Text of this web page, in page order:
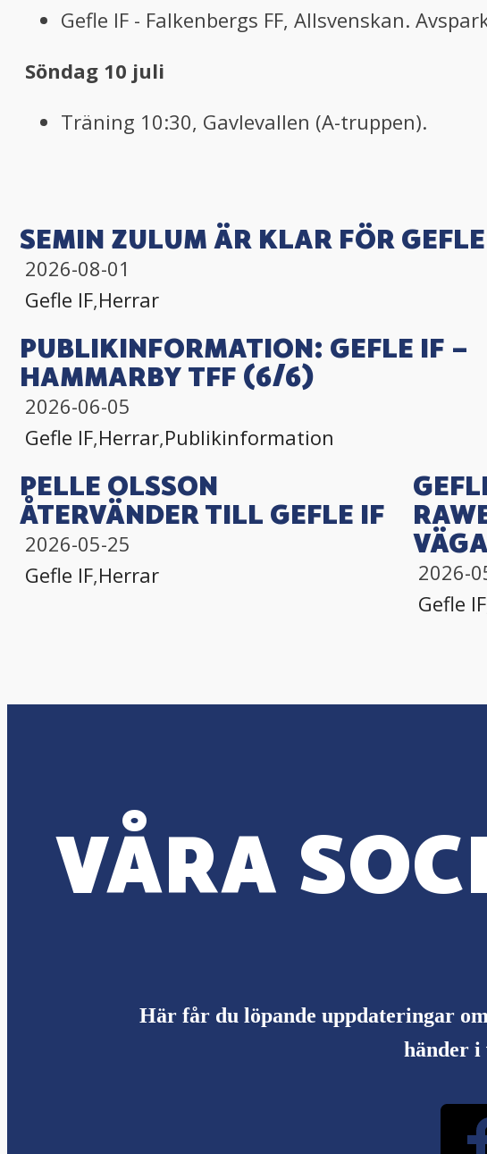
Gefle IF - Falkenbergs FF, Allsvenskan.
Söndag 10 juli
Träning 10:30, Gavlevallen (A-truppen).
SEMIN ZULUM ÄR KLAR FÖR
2026-08-01
Gefle IF,Herrar
PUBLIKINFORMATION: GEFLE IF –
HAMMARBY TFF (6/6)
2026-06-05
Gefle IF,Herrar,Publikinformation
PELLE OLSSON
ÅTERVÄNDER TILL GEFLE IF
2026-05-25
Gefle IF,Herrar
2026-
Gefle IF
VÅRA
Här får du löpande uppdateringar
händer i